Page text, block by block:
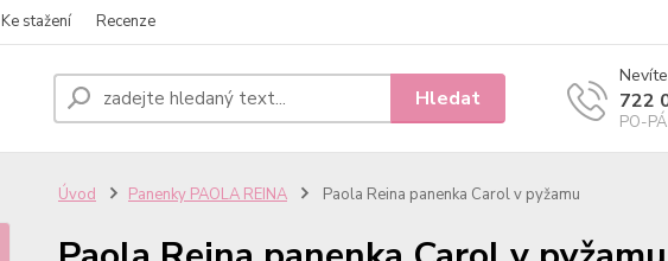
Ke stažení Recenze
Hledat 722
PO-
Úvod Panenky PAOLA REINA Paola Reina panenka Carol v pyžamu